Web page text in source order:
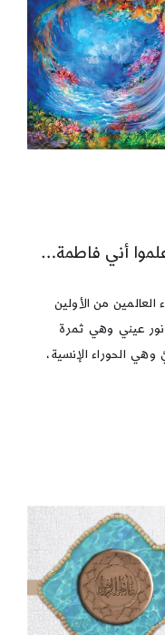
أني فاطمة…
العالمين من الأولين
عيني وهي ثمرة
الحوراء الإنسية،